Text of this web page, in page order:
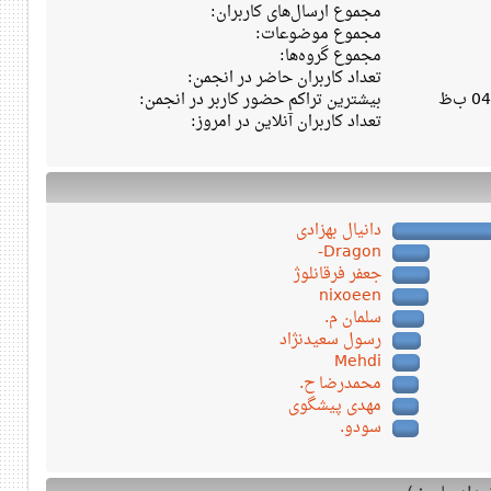
مجموع ارسال‌های کاربران:
مجموع موضوعات:
مجموع گروه‌ها:
تعداد کاربران حاضر در انجمن:
بیشترین تراکم حضور کاربر در انجمن:
تعداد کاربران آنلاین در امروز:
دانیال بهزادی
Dragon-
جعفر فرقانلوژ
nixoeen
سلمان م.
رسول سعیدنژاد
Mehdi
محمدرضا ح.
مهدی پیشگوی
سودو.